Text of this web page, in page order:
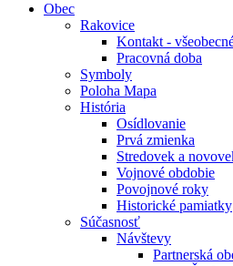
Obec
Rakovice
Kontakt -
Pracovná doba
Symboly
Poloha Mapa
História
Osídlovanie
Prvá zmienka
Stredovek a
Vojnové obdobie
Povojnové roky
Historické pamiatky
Súčasnosť
Návštevy
Partnerská